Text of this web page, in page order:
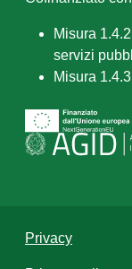
Misura
servizi
Misura
Privacy